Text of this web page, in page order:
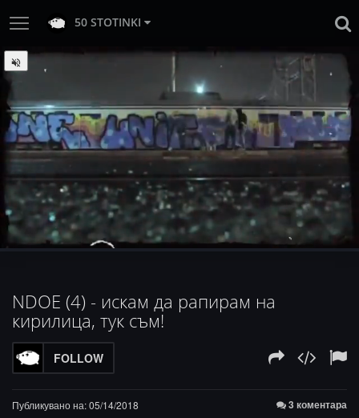
50 STOTINKI
Unmute Loaded:
0%
Progress:
0%
NDOE (4) - искам да рапирам на
кирилица, тук съм!
FOLLOW
Публикувано на: 05/14/2018 3 коментара